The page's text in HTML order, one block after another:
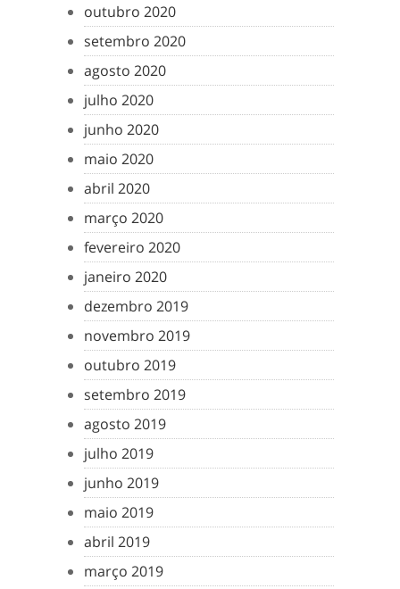
outubro 2020
setembro 2020
agosto 2020
julho 2020
junho 2020
maio 2020
abril 2020
março 2020
fevereiro 2020
janeiro 2020
dezembro 2019
novembro 2019
outubro 2019
setembro 2019
agosto 2019
julho 2019
junho 2019
maio 2019
abril 2019
março 2019